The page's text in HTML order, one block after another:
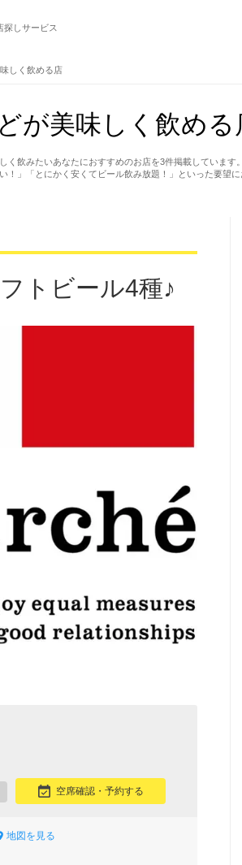
探しサービス
しく飲める店
が美味しく飲める
飲みたいあなたにおすすめのお店を3件掲載していま
」「とにかく安くてビール飲み放題！」といった要望
トビール4種♪
空席確認・予約する
地図を見る